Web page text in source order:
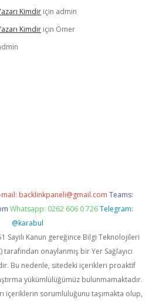
Kimdir için admin
Kimdir için Ömer
mail: backlinkpaneli@gmail.com Teams:
Whatsapp: 0262 606 0 726 Telegram:
@karabul
Sayılı Kanun gereğince Bilgi Teknolojileri
onaylanmış bir Yer Sağlayıcı
Bu nedenle, sitedeki içerikleri proaktif
yükümlülüğümüz bulunmamaktadır.
içeriklerin sorumluluğunu taşımakta olup,